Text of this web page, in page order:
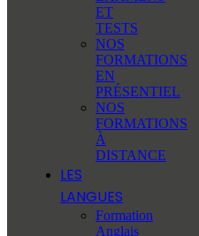
ET
TESTS
NOS
FORMATIONS
EN
PRÉSENTIEL
NOS
FORMATIONS
À
DISTANCE
LES
LANGUES
Formation
Anglais